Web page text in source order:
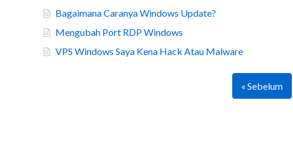
Bagaimana Caranya Windows Update?
Mengubah Port RDP Windows
VPS Windows Saya Kena Hack Atau Malware
« Sebelum